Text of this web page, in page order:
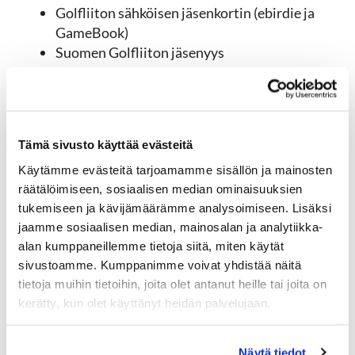
Tämä sivusto käyttää evästeitä
Käytämme evästeitä tarjoamamme sisällön ja mainosten
räätälöimiseen, sosiaalisen median ominaisuuksien
tukemiseen ja kävijämäärämme analysoimiseen. Lisäksi
jaamme sosiaalisen median, mainosalan ja analytiikka-
alan kumppaneillemme tietoja siitä, miten käytät
sivustoamme. Kumppanimme voivat yhdistää näitä
tietoja muihin tietoihin, joita olet antanut heille tai joita on
kerätty, kun olet käyttänyt heidän palvelujaan.
Näytä tiedot
Golfliiton sähköisen jäsenkortin (ebirdie ja
GameBook)
Suomen Golfliiton jäsenyys
Tasoituksen ylläpidon
Yhteistyökumppanien tarjoamia jäsenetuja
Tawastin tuulet jäsenlehti kaksi kertaa
vuodessa
Maksuton WiseGolf ajanvaraus sovellus
Oikeus osallistua seuran sisäisiin kilpailuihin
Mahdollisuus talviharjoitteluun Pullerin
golfhallissa(maksullinen avainkortti)
Aktiiviset toimikunnat lukuisine
Internet-ajanvaraukseen käyttöoikeuden